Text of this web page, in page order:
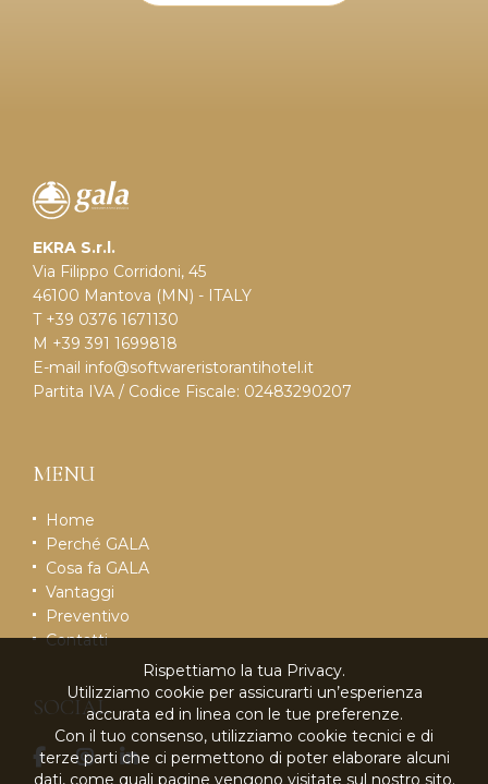
EKRA S.r.l.
Via Filippo Corridoni, 45
46100 Mantova (MN) - ITALY
T +39 0376 1671130
M +39 391 1699818
E-mail info@softwareristorantihotel.it
Partita IVA / Codice Fiscale: 02483290207
MENU
Home
Perché GALA
Cosa fa GALA
Vantaggi
Preventivo
Contatti
SOCIAL
Rispettiamo la tua Privacy.
Utilizziamo cookie per assicurarti un’esperienza
accurata ed in linea con le tue preferenze.
Con il tuo consenso, utilizziamo cookie tecnici e di
terze parti che ci permettono di poter elaborare alcuni
dati, come quali pagine vengono visitate sul nostro sito.